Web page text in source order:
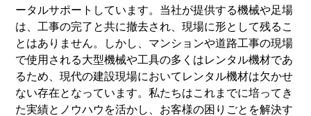
ータルサポートしています。当社が提供する機械や足場
は、工事の完了と共に撤去され、現場に形として残るこ
とはありません。しかし、マンションや道路工事の現場
で使用される大型機械や工具の多くはレンタル機材であ
るため、現代の建設現場においてレンタル機材は欠かせ
ない存在となっています。私たちはこれまでに培ってき
た実績とノウハウを活かし、お客様の困りごとを解決す